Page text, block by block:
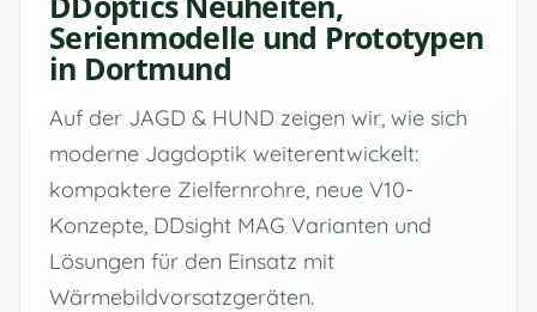
Serienmodelle und Prototypen
in Dortmund
Auf der JAGD & HUND zeigen wir, wie sich
moderne Jagdoptik weiterentwickelt:
kompaktere Zielfernrohre, neue V10-
Konzepte, DDsight MAG Varianten und
Lösungen für den Einsatz mit
Wärmebildvorsatzgeräten.